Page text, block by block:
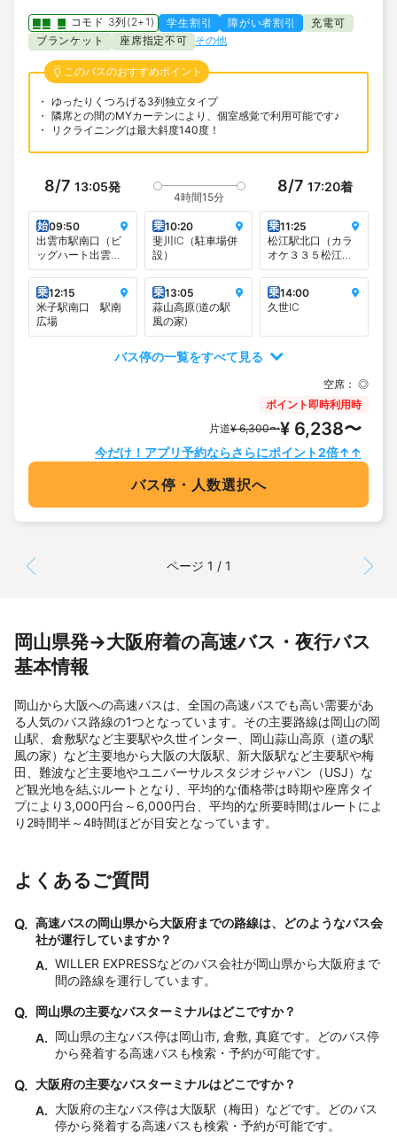
コモド 3列(2+1) 学生割引 障がい者割引
充電可
ブランケット
座席指定不可 その他
このバスのおすすめポイント
ゆったりくつろげる3列独立タイプ
隣席との間のMYカーテンにより、個室感覚で利用可能です♪
リクライニングは最大斜度140度！
8/7 13:05発
4時間15分
8/7 17:20着
始09:50
出雲市駅南口（ビ
ッグハート出雲
前）
乗10:20
斐川IC（駐車場併
設）
乗11:25
松江駅北口（カラ
オケ３３５松江駅
前店向かい）
乗12:15
米子駅南口 駅南
広場
乗13:05
蒜山高原(道の駅
風の家)
乗14:00
久世IC
バス停の一覧をすべて見る
空席： ◎
ポイント即時利用時
片道¥ 6,300〜¥ 6,238〜
今だけ！アプリ予約ならさらにポイント2倍↑↑
バス停・人数選択へ
ページ 1 / 1
岡山県発→大阪府着の高速バス・夜行バス
基本情報
岡山から大阪への高速バスは、全国の高速バスでも高い需要があ
る人気のバス路線の1つとなっています。その主要路線は岡山の岡
山駅、倉敷駅など主要駅や久世インター、岡山蒜山高原（道の駅
風の家）など主要地から大阪の大阪駅、新大阪駅など主要駅や梅
田、難波など主要地やユニバーサルスタジオジャパン（USJ）な
ど観光地を結ぶルートとなり、平均的な価格帯は時期や座席タイ
プにより3,000円台～6,000円台、平均的な所要時間はルートによ
り2時間半～4時間ほどが目安となっています。
よくあるご質問
Q. 高速バスの岡山県から大阪府までの路線は、どのようなバス会
社が運行していますか？
A. WILLER EXPRESSなどのバス会社が岡山県から大阪府まで
間の路線を運行しています。
Q.
岡山県の主要なバスターミナルはどこですか？
A.
岡山県の主なバス停は岡山市, 倉敷, 真庭です。どのバス停
から発着する高速バスも検索・予約が可能です。
Q. 大阪府の主要なバスターミナルはどこですか？
A. 大阪府の主なバス停は大阪駅（梅田）などです。どのバス
停から発着する高速バスも検索・予約が可能です。